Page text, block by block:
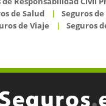
de Salud
Seguros
de Viaje
Seguros